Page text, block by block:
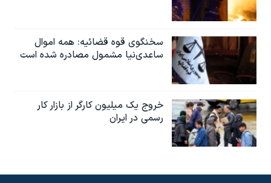
سخنگوی قوه قضائیه: همه اموال
ساعدی‌نیا مشمول مصادره شده است
خروج یک میلیون کارگر از بازار کار
رسمی در ایران